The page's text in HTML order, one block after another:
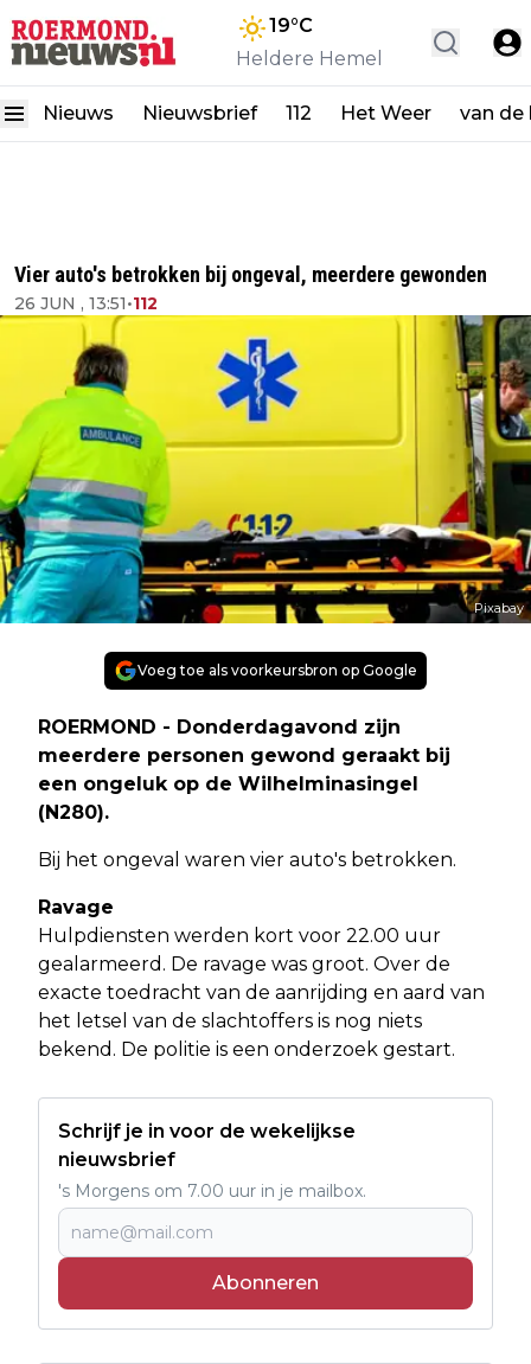
19°C
Heldere Hemel
Nieuws Nieuwsbrief 112 Het Weer van de
Vier auto's betrokken bij ongeval, meerdere gewonden
26 JUN , 13:51•112
Pixabay
Voeg toe als voorkeursbron op Google
ROERMOND - Donderdagavond zijn
meerdere personen gewond geraakt bij
een ongeluk op de Wilhelminasingel
(N280).
Bij het ongeval waren vier auto's betrokken.
Ravage
Hulpdiensten werden kort voor 22.00 uur
gealarmeerd. De ravage was groot. Over de
exacte toedracht van de aanrijding en aard van
het letsel van de slachtoffers is nog niets
bekend. De politie is een onderzoek gestart.
Schrijf je in voor de wekelijkse
nieuwsbrief
's Morgens om 7.00 uur in je mailbox.
Abonneren